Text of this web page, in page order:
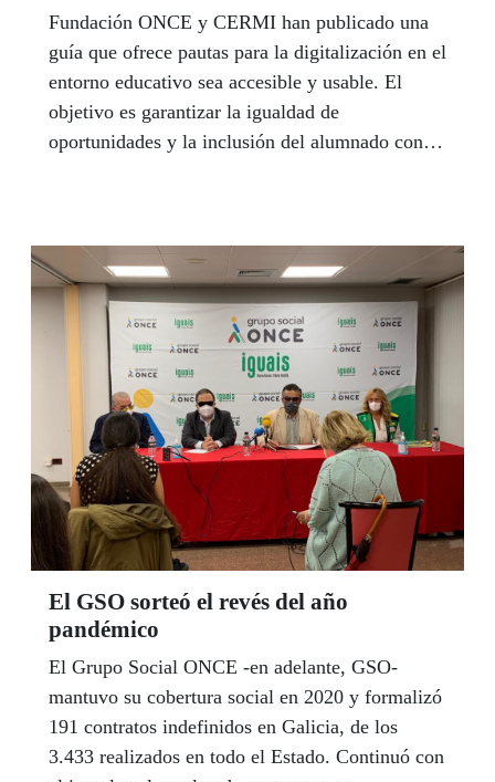
Fundación ONCE y CERMI han publicado una
guía que ofrece pautas para la digitalización en el
entorno educativo sea accesible y usable. El
objetivo es garantizar la igualdad de
oportunidades y la inclusión del alumnado con
El GSO sorteó el revés del año
pandémico
El Grupo Social ONCE -en adelante, GSO-
mantuvo su cobertura social en 2020 y formalizó
191 contratos indefinidos en Galicia, de los
3.433 realizados en todo el Estado. Continuó con